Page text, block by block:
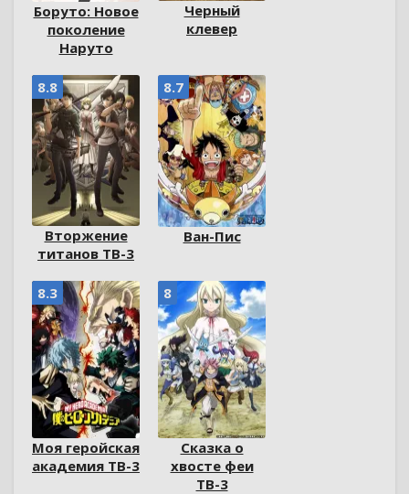
Боруто: Новое
поколение
Наруто
Черный
клевер
8.8
Вторжение
титанов ТВ-3
8.7
Ван-Пис
8.3
Моя геройская
академия ТВ-3
8
Сказка о
хвосте феи
ТВ-3